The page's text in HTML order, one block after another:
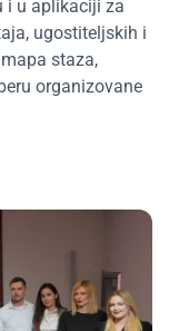
i u aplikaciji za
ugostiteljskih i
staza,
organizovane